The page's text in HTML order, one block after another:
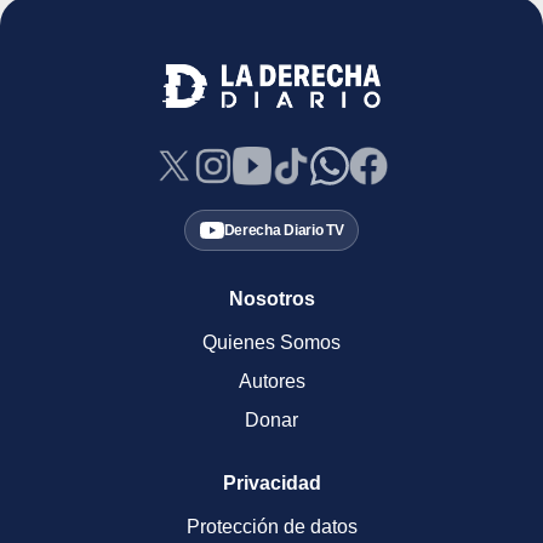
Derecha Diario TV
Nosotros
Quienes Somos
Autores
Donar
Privacidad
Protección de datos